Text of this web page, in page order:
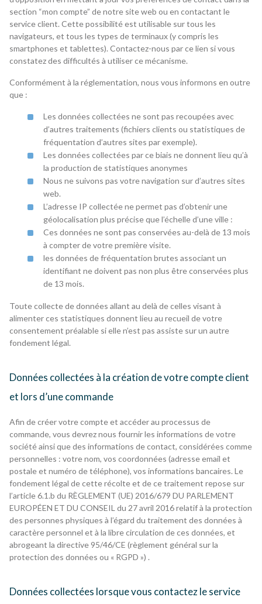
section “mon compte” de notre site web ou en contactant le
service client. Cette possibilité est utilisable sur tous les
navigateurs, et tous les types de terminaux (y compris les
smartphones et tablettes). Contactez-nous par ce lien si vous
constatez des difficultés à utiliser ce mécanisme.
Conformément à la réglementation, nous vous informons en outre
que :
Les données collectées ne sont pas recoupées avec
d’autres traitements (fichiers clients ou statistiques de
fréquentation d’autres sites par exemple).
Les données collectées par ce biais ne donnent lieu qu’à
la production de statistiques anonymes
Nous ne suivons pas votre navigation sur d’autres sites
web.
L’adresse IP collectée ne permet pas d’obtenir une
géolocalisation plus précise que l’échelle d’une ville :
Ces données ne sont pas conservées au-delà de 13 mois
à compter de votre première visite.
les données de fréquentation brutes associant un
identifiant ne doivent pas non plus être conservées plus
de 13 mois.
Toute collecte de données allant au delà de celles visant à
alimenter ces statistiques donnent lieu au recueil de votre
consentement préalable si elle n’est pas assiste sur un autre
fondement légal.
Données collectées à la création de votre compte client
et lors d’une commande
Afin de créer votre compte et accéder au processus de
commande, vous devrez nous fournir les informations de votre
société ainsi que des informations de contact, considérées comme
personnelles : votre nom, vos coordonnées (adresse email et
postale et numéro de téléphone), vos informations bancaires. Le
fondement légal de cette récolte et de ce traitement repose sur
l’article 6.1.b du RÈGLEMENT (UE) 2016/679 DU PARLEMENT
EUROPÉEN ET DU CONSEIL du 27 avril 2016 relatif à la protection
des personnes physiques à l’égard du traitement des données à
caractère personnel et à la libre circulation de ces données, et
abrogeant la directive 95/46/CE (règlement général sur la
protection des données ou « RGPD ») .
Données collectées lorsque vous contactez le service